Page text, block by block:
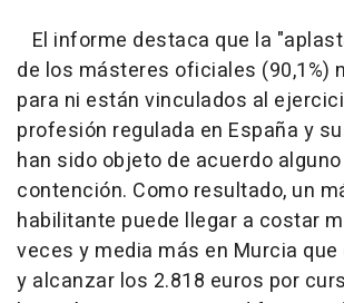
El informe destaca que la
de los másteres oficiales (90,1%)
para ni están vinculados al
profesión regulada en España y
han sido objeto de acuerdo
contención. Como resultado, un
habilitante puede llegar a costar
veces y media más en Murcia que
y alcanzar los 2.818 euros por